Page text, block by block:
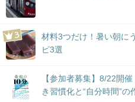
材料3つだけ！暑い朝に
ピ3選
【参加者募集】8/22開
き習慣化と“自分時間”